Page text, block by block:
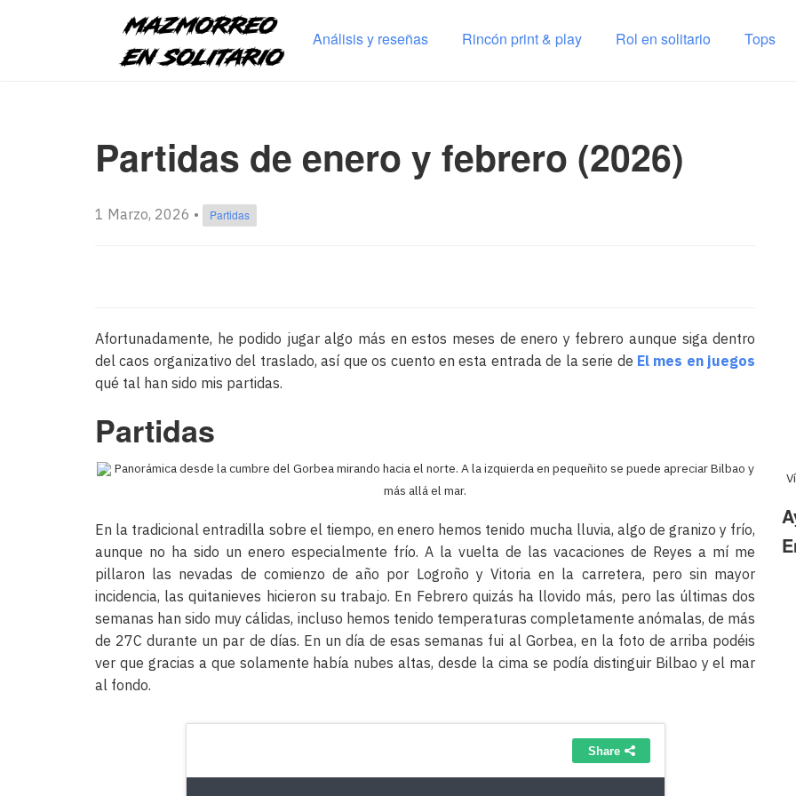
Análisis y reseñas Rincón print & play Rol en solitario Tops
Partidas de enero y febrero (2026)
1 Marzo, 2026 • Partidas
Afortunadamente, he podido jugar algo más en estos meses de enero y febrero aunque siga dentro
del caos organizativo del traslado, así que os cuento en esta entrada de la serie de El mes en juegos
qué tal han sido mis partidas.
Partidas
Panorámica desde la cumbre del Gorbea mirando hacia el norte. A la izquierda en pequeñito se puede apreciar Bilbao y
más allá el mar.
En la tradicional entradilla sobre el tiempo, en enero hemos tenido mucha lluvia, algo de granizo y frío,
aunque no ha sido un enero especialmente frío. A la vuelta de las vacaciones de Reyes a mí me
pillaron las nevadas de comienzo de año por Logroño y Vitoria en la carretera, pero sin mayor
incidencia, las quitanieves hicieron su trabajo. En Febrero quizás ha llovido más, pero las últimas dos
semanas han sido muy cálidas, incluso hemos tenido temperaturas completamente anómalas, de más
de 27C durante un par de días. En un día de esas semanas fui al Gorbea, en la foto de arriba podéis
ver que gracias a que solamente había nubes altas, desde la cima se podía distinguir Bilbao y el mar
al fondo.